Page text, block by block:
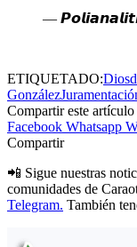
—
ETIQUETADO:
González
Compartir este artículo
Facebook Whatsapp
Compartir
📲 Sigue nuestras
comunidades de
Telegram. También